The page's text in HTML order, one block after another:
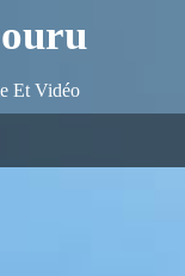
Et Vidéo